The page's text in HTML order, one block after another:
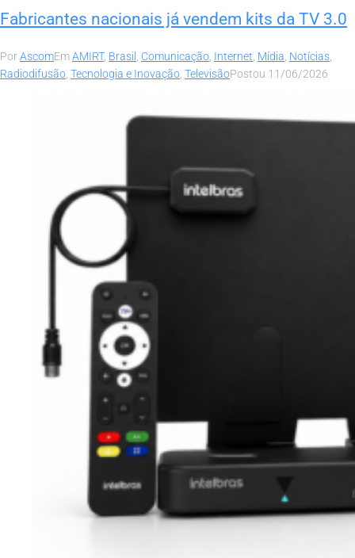
Fabricantes nacionais já vendem kits da TV 3.0
PorAscomEmAMIRT, Brasil , Comunicação, Internet, Mídia, Notícias,
Radiodifusão, Tecnologia e Inovação, TelevisãoPostou 11/06/2026